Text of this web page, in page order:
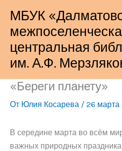
содержимому
МБУК
центральная
им. А.Ф.
«Береги планету»
От Юлия Косарева / 26 марта
В середине марта во всём
важных природных